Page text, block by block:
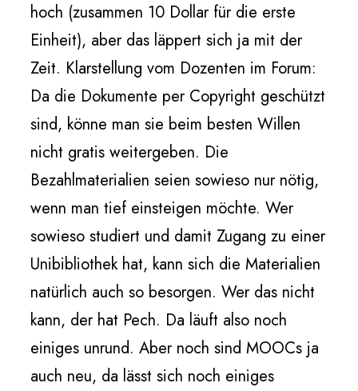
hoch (zusammen 10 Dollar für die erste
Einheit), aber das läppert sich ja mit der
Zeit. Klarstellung vom Dozenten im Forum:
Da die Dokumente per Copyright geschützt
sind, könne man sie beim besten Willen
nicht gratis weitergeben. Die
Bezahlmaterialien seien sowieso nur nötig,
wenn man tief einsteigen möchte. Wer
sowieso studiert und damit Zugang zu einer
Unibibliothek hat, kann sich die Materialien
natürlich auch so besorgen. Wer das nicht
kann, der hat Pech. Da läuft also noch
einiges unrund. Aber noch sind MOOCs ja
auch neu, da lässt sich noch einiges